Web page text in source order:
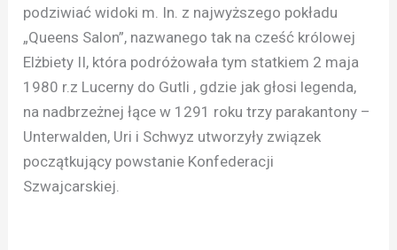
podziwiać widoki m. In. z najwyższego pokładu
„Queens Salon”, nazwanego tak na cześć królowej
Elżbiety II, która podróżowała tym statkiem 2 maja
1980 r.z Lucerny do Gutli , gdzie jak głosi legenda,
na nadbrzeżnej łące w 1291 roku trzy parakantony –
Unterwalden, Uri i Schwyz utworzyły związek
początkujący powstanie Konfederacji
Szwajcarskiej.